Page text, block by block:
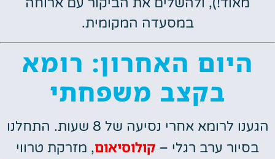
במסעדה המקומית.
היום האחרון: רומא
בקצב משפחתי
הגענו לרומא אחרי נסיעה של 8 שעות. התחלנו
בסיור ערב רגלי – קולוסיאום, מזרקת טרווי